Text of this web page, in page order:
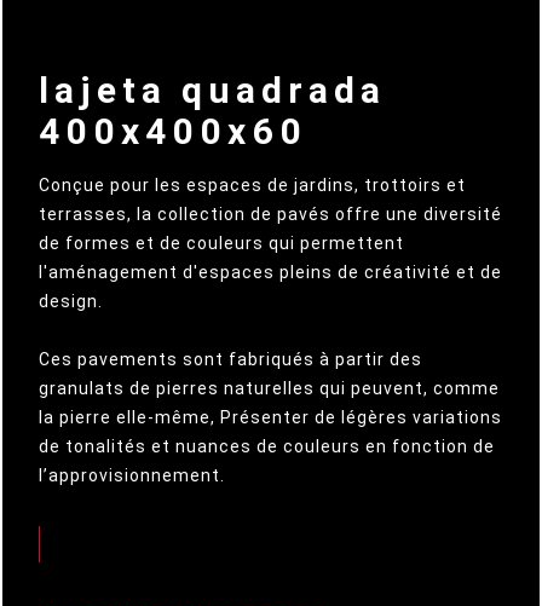
lajeta quadrada
400x400x60
Conçue pour les espaces de jardins, trottoirs et
terrasses, la collection de pavés offre une diversité
de formes et de couleurs qui permettent
l'aménagement d'espaces pleins de créativité et de
design.
Ces pavements sont fabriqués à partir des
granulats de pierres naturelles qui peuvent, comme
la pierre elle-même, Présenter de légères variations
de tonalités et nuances de couleurs en fonction de
l’approvisionnement.